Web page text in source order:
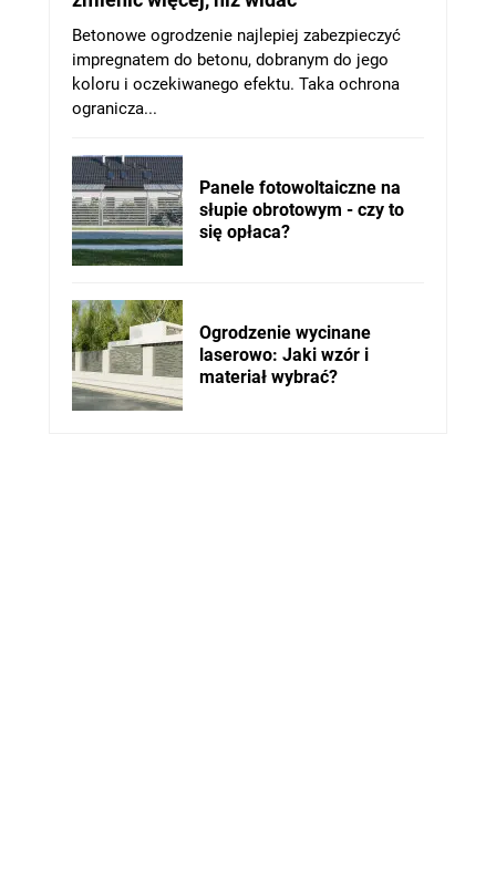
Betonowe ogrodzenie najlepiej zabezpieczyć
impregnatem do betonu, dobranym do jego
koloru i oczekiwanego efektu. Taka ochrona
ogranicza...
Panele fotowoltaiczne na
słupie obrotowym - czy to
się opłaca?
Ogrodzenie wycinane
laserowo: Jaki wzór i
materiał wybrać?